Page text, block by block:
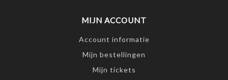
MIJN ACCOUNT
Account informatie
Mijn bestellingen
Mijn tickets